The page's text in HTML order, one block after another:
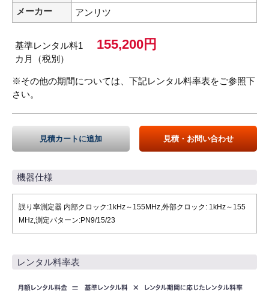
メーカー
アンリツ
基準レンタル料1
カ月（税別）
155,200円
※その他の期間については、下記レンタル料率表をご参照下
さい。
見積カートに追加 見積・お問い合わせ
機器仕様
誤り率測定器 内部クロック:1kHz～155MHz,外部クロック: 1kHz～155
MHz,測定パターン:PN9/15/23
レンタル料率表